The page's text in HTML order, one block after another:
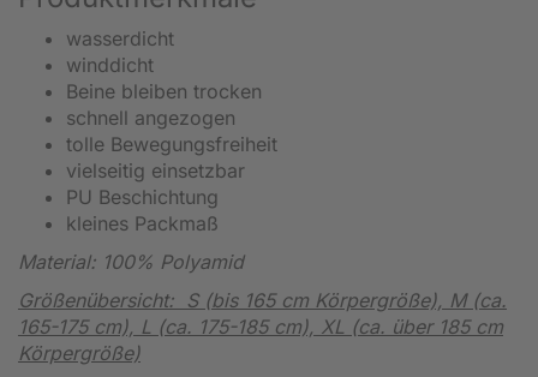
wasserdicht
winddicht
Beine bleiben trocken
schnell angezogen
tolle Bewegungsfreiheit
vielseitig einsetzbar
PU Beschichtung
kleines Packmaß
Material: 100% Polyamid
Größenübersicht: S (bis 165 cm Körpergröße), M (ca.
165-175 cm), L (ca. 175-185 cm), XL (ca. über 185 cm
Körpergröße)